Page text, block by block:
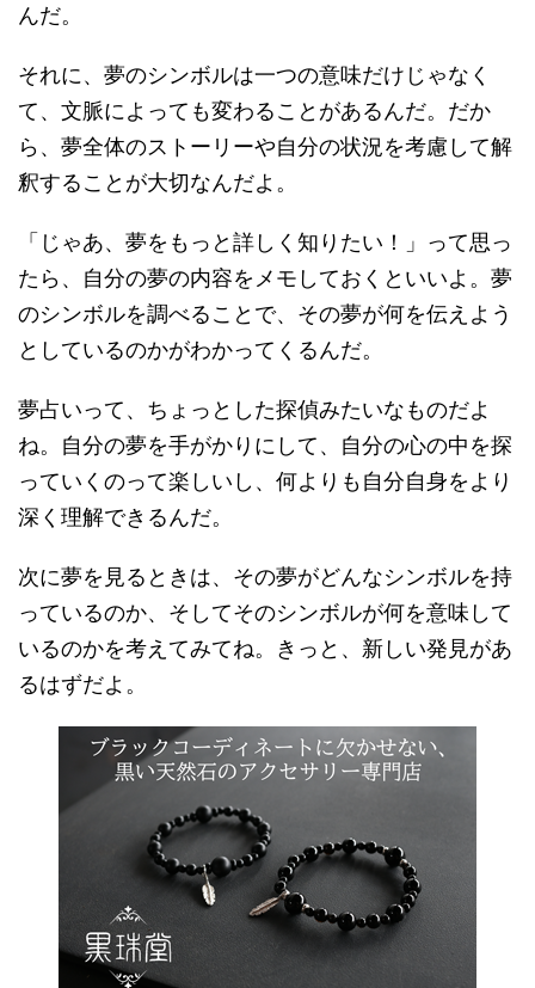
んだ。
それに、夢のシンボルは一つの意味だけじゃなく
て、文脈によっても変わることがあるんだ。だか
ら、夢全体のストーリーや自分の状況を考慮して解
釈することが大切なんだよ。
「じゃあ、夢をもっと詳しく知りたい！」って思っ
たら、自分の夢の内容をメモしておくといいよ。夢
のシンボルを調べることで、その夢が何を伝えよう
としているのかがわかってくるんだ。
夢占いって、ちょっとした探偵みたいなものだよ
ね。自分の夢を手がかりにして、自分の心の中を探
っていくのって楽しいし、何よりも自分自身をより
深く理解できるんだ。
次に夢を見るときは、その夢がどんなシンボルを持
っているのか、そしてそのシンボルが何を意味して
いるのかを考えてみてね。きっと、新しい発見があ
るはずだよ。